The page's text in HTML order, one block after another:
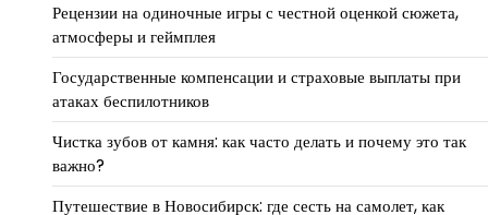
Рецензии на одиночные игры с честной оценкой сюжета,
атмосферы и геймплея
Государственные компенсации и страховые выплаты при
атаках беспилотников
Чистка зубов от камня: как часто делать и почему это так
важно?
Путешествие в Новосибирск: где сесть на самолет, как